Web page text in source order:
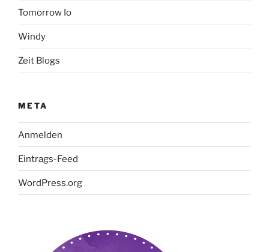
Tomorrow Io
Windy
Zeit Blogs
META
Anmelden
Eintrags-Feed
WordPress.org